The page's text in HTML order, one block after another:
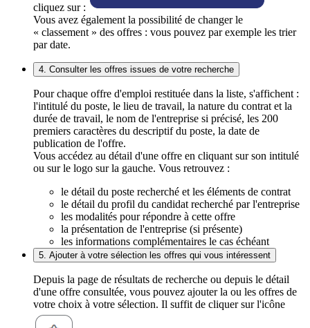
cliquez sur :
Vous avez également la possibilité de changer le
« classement » des offres : vous pouvez par exemple les trier
par date.
4. Consulter les offres issues de votre recherche
Pour chaque offre d'emploi restituée dans la liste, s'affichent :
l'intitulé du poste, le lieu de travail, la nature du contrat et la
durée de travail, le nom de l'entreprise si précisé, les 200
premiers caractères du descriptif du poste, la date de
publication de l'offre.
Vous accédez au détail d'une offre en cliquant sur son intitulé
ou sur le logo sur la gauche. Vous retrouvez :
le détail du poste recherché et les éléments de contrat
le détail du profil du candidat recherché par l'entreprise
les modalités pour répondre à cette offre
la présentation de l'entreprise (si présente)
les informations complémentaires le cas échéant
5. Ajouter à votre sélection les offres qui vous intéressent
Depuis la page de résultats de recherche ou depuis le détail
d'une offre consultée, vous pouvez ajouter la ou les offres de
votre choix à votre sélection. Il suffit de cliquer sur l'icône